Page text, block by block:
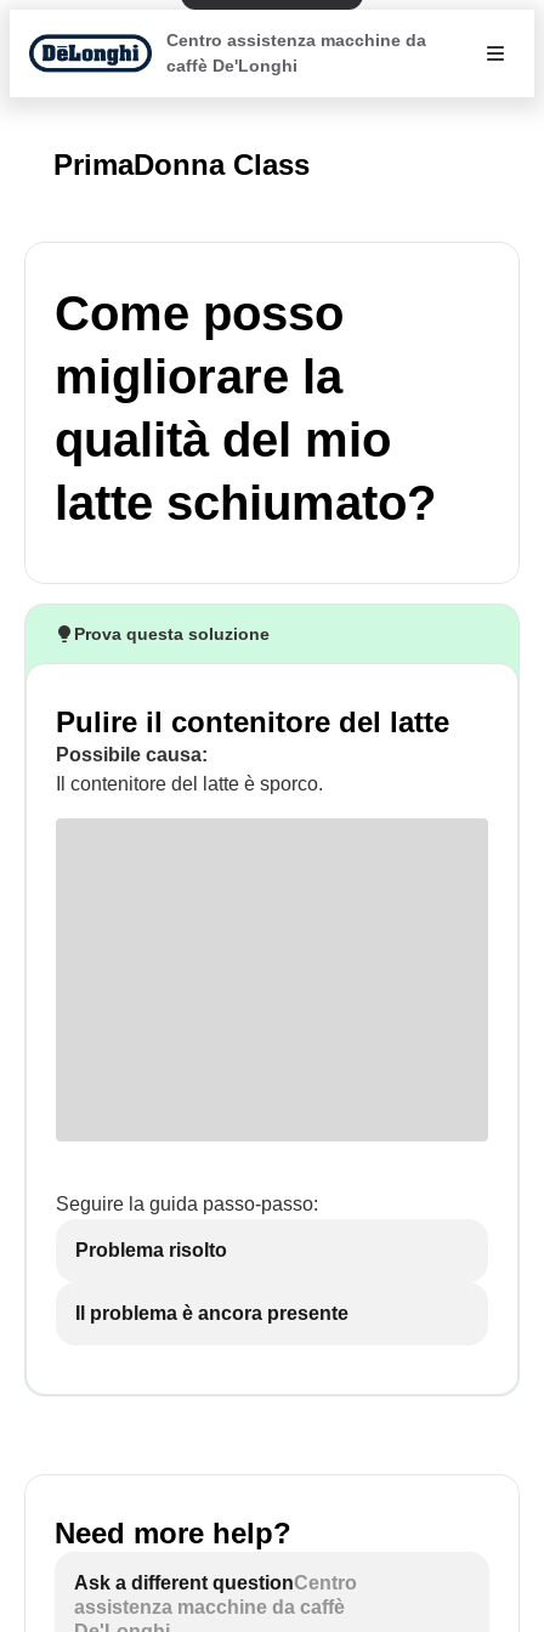
Centro assistenza macchine da
caffè De'Longhi
PrimaDonna Class
Come posso
migliorare la
qualità del mio
latte schiumato?
Prova questa soluzione
Pulire il contenitore del latte
Possibile causa:
Il contenitore del latte è sporco.
Seguire la guida passo-passo:
Problema risolto
Il problema è ancora presente
Need more help?
Ask a different questionCentro
assistenza macchine da caffè